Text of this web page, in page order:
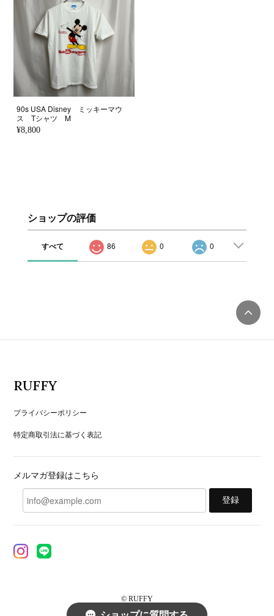
90s USA Disney ミッキーマウ
ス Tシャツ M
¥8,800
ショップの評価
すべて 86 0 0
RUFFY
プライバシーポリシー
特定商取引法に基づく表記
メルマガ登録はこちら
登録
© RUFFY